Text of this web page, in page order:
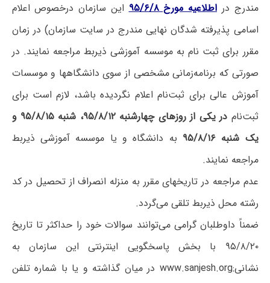
مندرج در اطلاعیه مورخ ۹۵/۶/۸
این سازمان درخصوص اعلام
اسامی پذیرفته شدگان نهایی مندرج در سایت سازمان) در زمان
مقرر برای ثبت نام به موسسه آموزشی ذیربط مراجعه نمایند. در
صورتی که برنامه‌زمانی مشخصی از سوی دانشگاهها و موسسات
آموزش عالی برای ثبت‌نام اعلام نگردیده باشد، لازم است برای
ثبت‌نام
در یکی از روزهای چهارشنبه ۹۵/۸/۱۲، شنبه ۹۵/۸/۱۵ و
یک شنبه ۹۵/۸/۱۶
به دانشگاه و یا موسسه آموزشی ذیربط
مراجعه نمایند.
عدم مراجعه در تاریخهای مقرر به منزله انصراف از تحصیل در کد
رشته محل ذیربط تلقی می‌گردد.
ضمناً داوطلبان گرامی می‌توانند سوالات خود را حداکثر تا تاریخ
۹۵/۸/۲۰ با بخش پاسخگویی اینترنتی این سازمان به
نشانی:www.sanjesh.org در میان گذاشته و یا با شماره تلفن